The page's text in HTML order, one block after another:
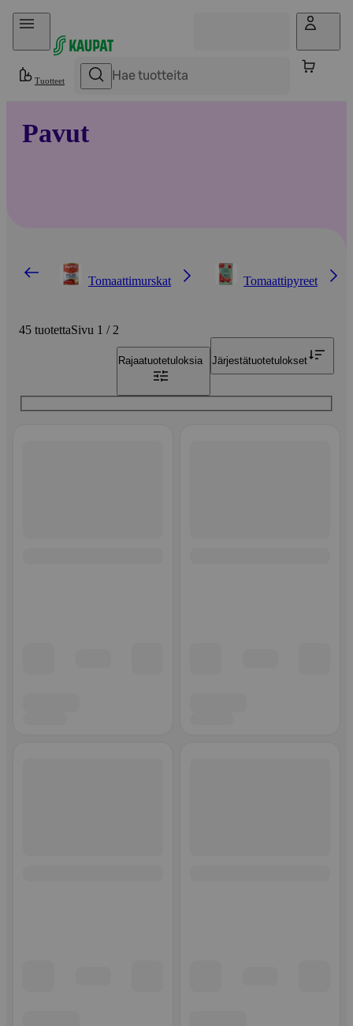
Hyppää sisältöön
Tuotteet
Pavut
Tomaattimurskat Tomaattipyreet
45 tuotettaSivu 1 / 2
Rajaatuotetuloksia Järjestätuotetulokset